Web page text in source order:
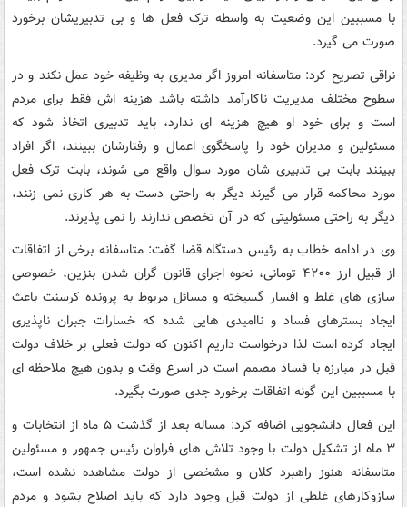
با مسببین این وضعیت به واسطه ترک فعل ها و بی تدبیریشان برخورد
صورت می گیرد.
نراقی تصریح کرد: متاسفانه امروز اگر مدیری به وظیفه خود عمل نکند و در
سطوح مختلف مدیریت ناکارآمد داشته باشد هزینه اش فقط برای مردم
است و برای خود او هیچ هزینه ای ندارد، باید تدبیری اتخاذ شود که
مسئولین و مدیران خود را پاسخگوی اعمال و رفتارشان ببینند، اگر افراد
ببینند بابت بی تدبیری شان مورد سوال واقع می شوند، بابت ترک فعل
مورد محاکمه قرار می گیرند دیگر به راحتی دست به هر کاری نمی زنند،
دیگر به راحتی مسئولیتی که در آن تخصص ندارند را نمی پذیرند.
وی در ادامه خطاب به رئیس دستگاه قضا گفت: متاسفانه برخی از اتفاقات
از قبیل ارز ۴۲۰۰ تومانی، نحوه اجرای قانون گران شدن بنزین، خصوصی
سازی های غلط و افسار گسیخته و مسائل مربوط به پرونده کرسنت باعث
ایجاد بسترهای فساد و ناامیدی هایی شده که خسارات جبران ناپذیری
ایجاد کرده است لذا درخواست داریم اکنون که دولت فعلی بر خلاف دولت
قبل در مبارزه با فساد مصمم است در اسرع وقت و بدون هیچ ملاحظه ای
با مسببین این گونه اتفاقات برخورد جدی صورت بگیرد.
این فعال دانشجویی اضافه کرد: مساله بعد از گذشت ۵ ماه از انتخابات و
۳ ماه از تشکیل دولت با وجود تلاش های فراوان رئیس جمهور و مسئولین
متاسفانه هنوز راهبرد کلان و مشخصی از دولت مشاهده نشده است،
سازوکارهای غلطی از دولت قبل وجود دارد که باید اصلاح بشود و مردم